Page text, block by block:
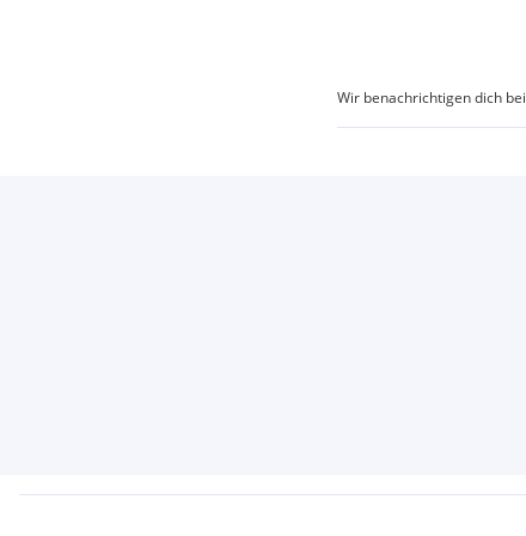
Wir benachrichtigen dich bei